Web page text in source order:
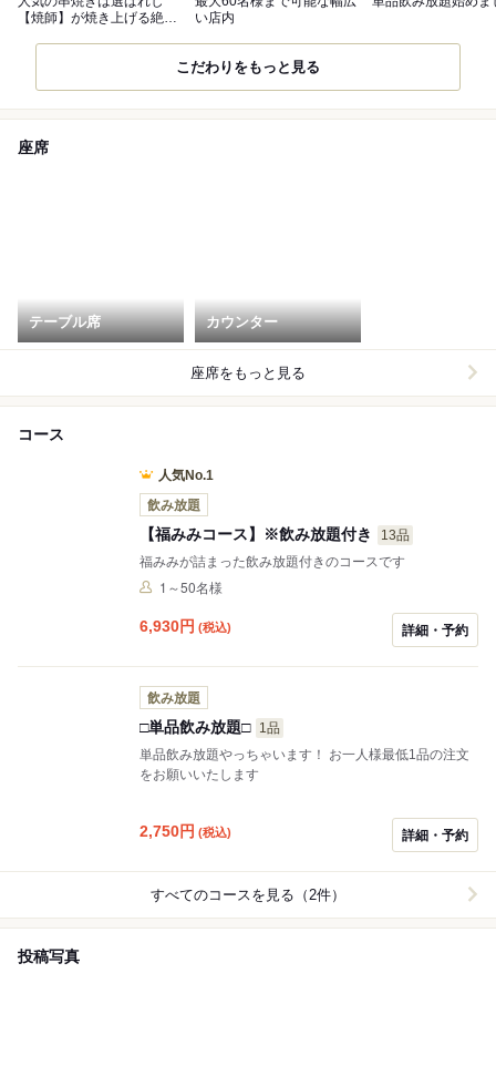
【焼師】が焼き上げる絶品
い店内
こだわりをもっと見る
座席
テーブル席 カウンター
座席をもっと見る
コース
人気No.1
飲み放題
【福みみコース】※飲み放題付き
13品
福みみが詰まった飲み放題付きのコースです
1～50名様
6,930円 (税込) 詳細・予約
飲み放題
□単品飲み放題□
1品
単品飲み放題やっちゃいます！ お一人様最低1品の注文
をお願いいたします
2,750円 (税込) 詳細・予約
すべてのコースを見る（2件）
投稿写真